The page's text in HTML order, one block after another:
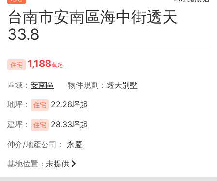
台南市安南區海中街透天
33.8
住宅 1,188萬起
區域 安南區 物件規劃
透天別墅
地坪
住宅 22.26坪起
建坪 住宅 28.33坪起
仲介/地產公司
永慶
基地位置
未提供